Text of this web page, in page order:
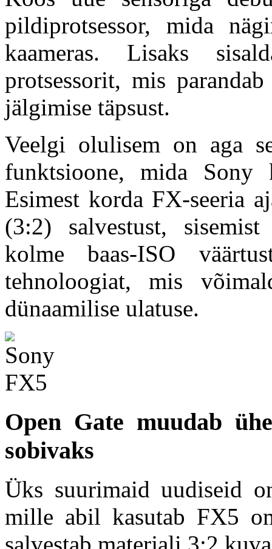
pildiprotsessor, mida
kaameras. Lisaks
protsessorit, mis
jälgimise täpsust.
Veelgi olulisem on aga
funktsioone, mida Sony
Esimest korda FX-seeria
(3:2) salvestust,
kolme baas-ISO
tehnoloogiat, mis
dünaamilise ulatuse.
Open Gate muudab
sobivaks
Üks suurimaid uudiseid
mille abil kasutab FX5